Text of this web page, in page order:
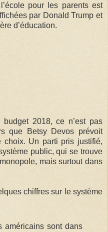
pour les parents est
par Donald Trump et
d’éducation.
budget 2018, ce n’est pas
que Betsy Devos prévoit
choix. Un parti pris justifié,
public, qui se trouve
mais surtout dans
chiffres sur le système
américains sont dans